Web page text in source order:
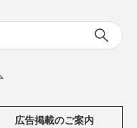
広告掲載のご案内